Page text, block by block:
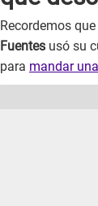
Recordemos
Fuentes usó su
para mandar